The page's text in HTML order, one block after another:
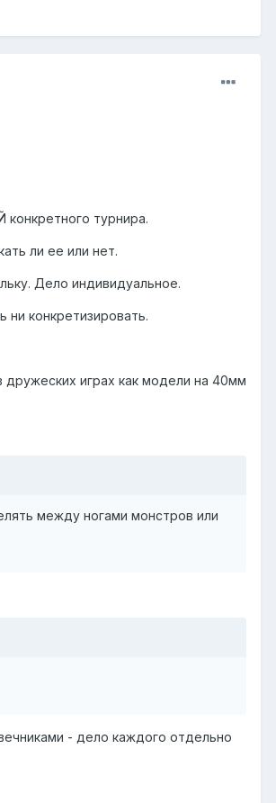
турнира.
ли ее или нет.
Дело индивидуальное.
ни конкретизировать.
играх как модели на 40мм
между ногами монстров или
- дело каждого отдельно